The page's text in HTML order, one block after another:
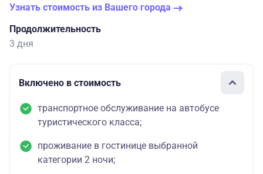
Узнать стоимость из Вашего города
Продолжительность
3 дня
Включено в стоимость
транспортное обслуживание на автобусе
туристического класса;
проживание в гостинице выбранной
категории 2 ночи;